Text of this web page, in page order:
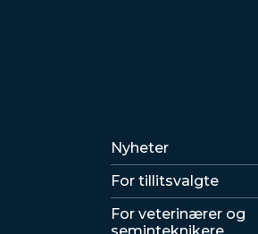
Lenker
Nyheter
For tillitsvalgte
For veterinærer og
seminteknikere